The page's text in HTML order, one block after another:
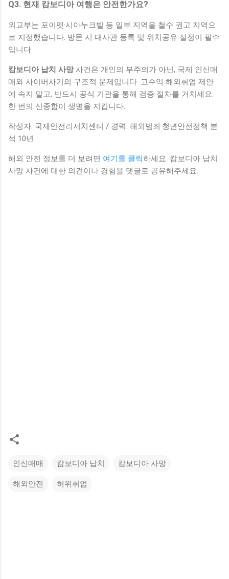
Q3. 현재 캄보디아 여행은 안전한가요?
외교부는 포이펫·시아누크빌 등 일부 지역을 철수 권고 지역으
로 지정했습니다. 방문 시 대사관 등록 및 위치공유 설정이 필수
입니다.
캄보디아 납치 사망사건은 개인의 부주의가 아닌, 국제 인신매
매와 사이버사기의 구조적 문제입니다. 고수익 해외취업 제안
에 속지 말고, 반드시 공식 기관을 통해 검증 절차를 거치세요.
한 번의 신중함이 생명을 지킵니다.
작성자: 국제안전리서치센터 / 경력: 해외범죄·청년안전정책 분
석 10년
해외 안전 정보를 더 보려면 여기를 클릭하세요. 캄보디아 납치
사망 사건에 대한 의견이나 경험을 댓글로 공유해주세요.
인신매매 캄보디아 납치 캄보디아 사망
해외안전 허위취업